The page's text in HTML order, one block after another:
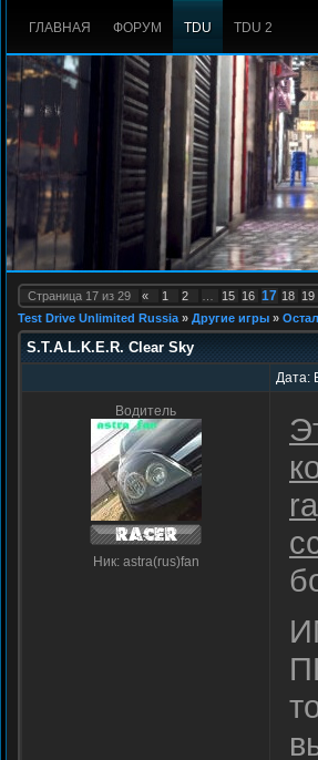
ГЛАВНАЯ ФОРУМ TDU TDU 2
Страница 17 из 29 « 1 2 15 16 17 18 19
Test Drive Unlimited Russia » Другие игры »
S.T.A.L.K.E.R. Clear Sky
Дата:
Водитель
Ник: astra(rus)fan